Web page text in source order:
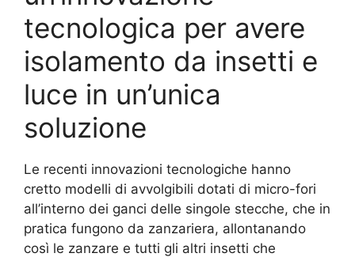
tecnologica per avere
isolamento da insetti e
luce in un’unica
soluzione
Le recenti innovazioni tecnologiche hanno
cretto modelli di avvolgibili dotati di micro-fori
all’interno dei ganci delle singole stecche, che in
pratica fungono da zanzariera, allontanando
così le zanzare e tutti gli altri insetti che